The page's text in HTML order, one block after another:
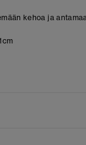
kehoa ja